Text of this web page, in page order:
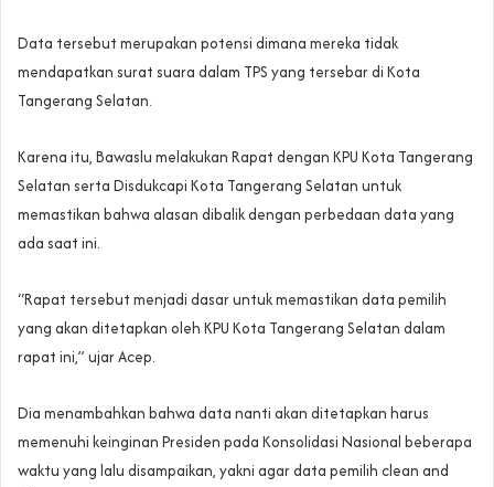
Data tersebut merupakan potensi dimana mereka tidak
mendapatkan surat suara dalam TPS yang tersebar di Kota
Tangerang Selatan.
Karena itu, Bawaslu melakukan Rapat dengan KPU Kota Tangerang
Selatan serta Disdukcapi Kota Tangerang Selatan untuk
memastikan bahwa alasan dibalik dengan perbedaan data yang
ada saat ini.
“Rapat tersebut menjadi dasar untuk memastikan data pemilih
yang akan ditetapkan oleh KPU Kota Tangerang Selatan dalam
rapat ini,” ujar Acep.
Dia menambahkan bahwa data nanti akan ditetapkan harus
memenuhi keinginan Presiden pada Konsolidasi Nasional beberapa
waktu yang lalu disampaikan, yakni agar data pemilih clean and